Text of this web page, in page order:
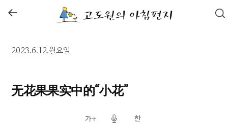
←
2023.6.12.월요일
无花果果实中的“小花”